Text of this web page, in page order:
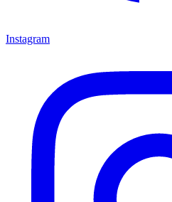
Instagram